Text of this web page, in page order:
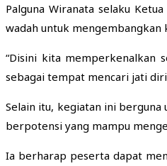
Palguna Wiranata selaku
wadah untuk mengembangkan
“Disini kita memperkenalkan
sebagai tempat mencari jati
Selain itu, kegiatan ini berguna
berpotensi yang mampu
Ia berharap peserta dapat